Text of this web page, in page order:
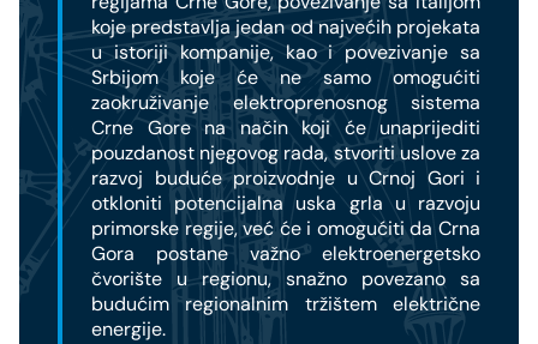
koje predstavlja jedan od najvećih projekata
u istoriji kompanije, kao i povezivanje sa
Srbijom koje će ne samo omogućiti
zaokruživanje elektroprenosnog sistema
Crne Gore na način koji će unaprijediti
pouzdanost njegovog rada, stvoriti uslove za
razvoj buduće proizvodnje u Crnoj Gori i
otkloniti potencijalna uska grla u razvoju
primorske regije, već će i omogućiti da Crna
Gora postane važno elektroenergetsko
čvorište u regionu, snažno povezano sa
budućim regionalnim tržištem električne
energije.